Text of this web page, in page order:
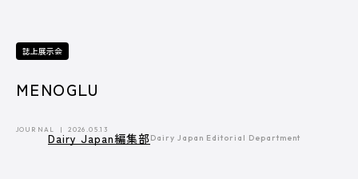
誌上展示会
MENOGLU
JOURNAL 2026.05.13
Dairy Japan編集部Dairy Japan Editorial Department